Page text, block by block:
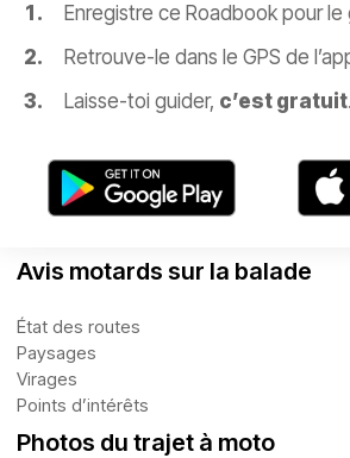
Enregistre ce Roadbook pour le
Retrouve-le dans le GPS de
Laisse-toi guider, c’est gratuit.
Avis motards sur la balade
État des routes
Paysages
Virages
Points d’intérêts
Photos du trajet à moto